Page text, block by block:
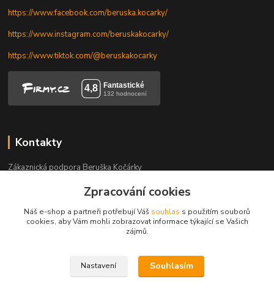
https://www.facebook.com/beruska.kocarky/
https://www.instagram.com/beruskakocarky/
https://www.tiktok.com/@beruskakocarky
Kontakty
Zákaznická podpora Beruška Kočárky
Po-Pá 9-17.30 h, So 9-11.30 h
beruskakocarky@seznam.cz
Zpracování cookies
Náš e-shop a partneři potřebují Váš souhlas s použitím souborů
cookies, aby Vám mohli zobrazovat informace týkající se Vašich
zájmů.
Nastavení Souhlasím